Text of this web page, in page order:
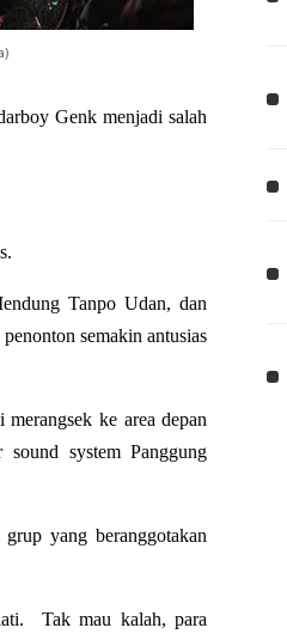
Genk menjadi salah
Tanpo Udan, dan
semakin antusias
ke area depan
sound system Panggung
yang beranggotakan
Tak mau kalah, para